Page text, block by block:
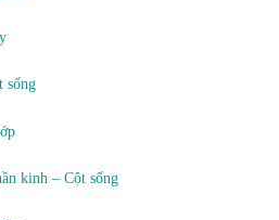
sống
kinh – Cột sống